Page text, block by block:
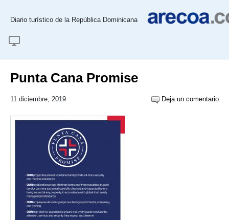
Diario turístico de la República Dominicana
Punta Cana Promise
11 diciembre, 2019 Deja un comentario